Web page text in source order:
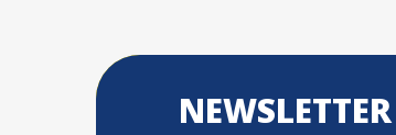
NEWSLETTER